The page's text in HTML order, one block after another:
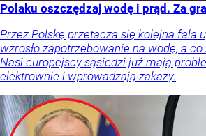
Polaku oszczędzaj wodę i prąd. Za
Przez Polskę przetacza się kolejna fala
wzrosło zapotrzebowanie na wodę, a
Nasi europejscy sąsiedzi już mają
elektrownie i wprowadzają zakazy.